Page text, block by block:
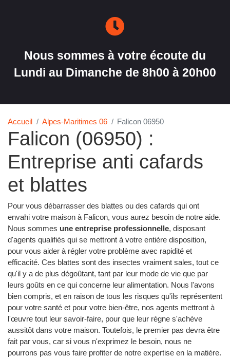
Nous sommes à votre écoute du
Lundi au Dimanche de 8h00 à 20h00
Accueil Alpes-Maritimes 06 Falicon 06950
Falicon (06950) :
Entreprise anti cafards
et blattes
Pour vous débarrasser des blattes ou des cafards qui ont
envahi votre maison à Falicon, vous aurez besoin de notre aide.
Nous sommes une entreprise professionnelle, disposant
d'agents qualifiés qui se mettront à votre entière disposition,
pour vous aider à régler votre problème avec rapidité et
efficacité. Ces blattes sont des insectes vraiment sales, tout ce
qu'il y a de plus dégoûtant, tant par leur mode de vie que par
leurs goûts en ce qui concerne leur alimentation. Nous l'avons
bien compris, et en raison de tous les risques qu'ils représentent
pour votre santé et pour votre bien-être, nos agents mettront à
l'œuvre tout leur savoir-faire, pour que leur règne s'achève
aussitôt dans votre maison. Toutefois, le premier pas devra être
fait par vous, car si vous n'exprimez le besoin, nous ne
pourrons pas vous faire profiter de notre expertise en la matière.